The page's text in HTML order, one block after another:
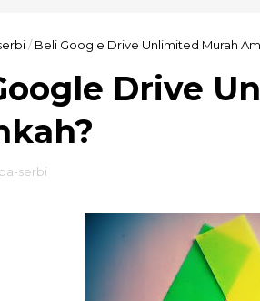
/ Beli Google Drive Unlimited Murah
Drive
serbi